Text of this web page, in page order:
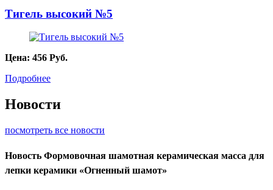
Тигель высокий №5
Цена: 456 Руб.
Подробнее
Новости
посмотреть все новости
Новость Формовочная шамотная керамическая масса для
лепки керамики «Огненный шамот»